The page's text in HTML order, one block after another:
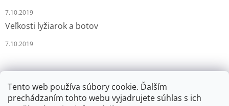
Tento web používa súbory cookie. Ďalším
prechádzaním tohto webu vyjadrujete súhlas s ich
7.10.2019
Veľkosti lyžiarok a botov
7.10.2019